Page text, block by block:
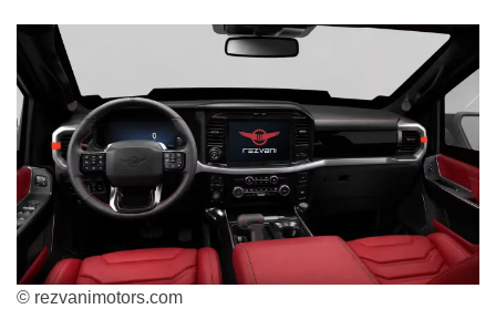
© rezvanimotors.com